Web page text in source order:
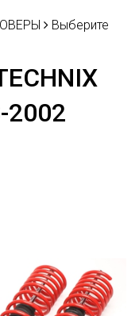
Выберите
2002